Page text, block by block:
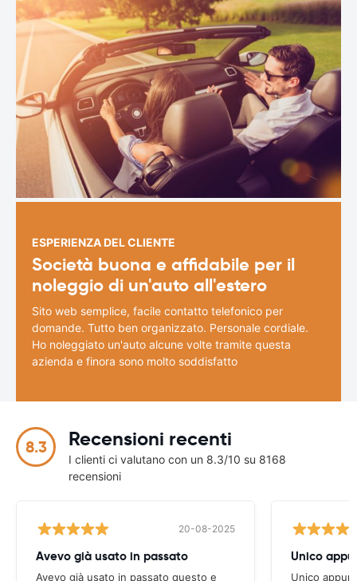
ESPERIENZA DEL CLIENTE
Società buona e affidabile per il
noleggio di un'auto all'estero
Sito web semplice, facile contatto telefonico per
domande. Tutto ben organizzato. Personale cordiale.
Ho noleggiato un'auto alcune volte tramite questa
azienda e finora sono molto soddisfatto
8.3 Recensioni recenti
I clienti ci valutano con un 8.3/10 su 8168
recensioni
20-08-2025
Avevo già usato in passato
Avevo già usato in passato questo e Unico